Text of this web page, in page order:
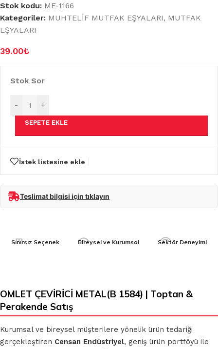
Stok kodu: ME-1166
Kategoriler: MUHTELİF MUTFAK EŞYALARI, MUTFAK
EŞYALARI
39.00₺
Stok Sor
- +
SEPETE EKLE
İstek listesine ekle
Teslimat bilgisi için tıklayın
Sınırsız Seçenek Bireysel ve Kurumsal Sektör Deneyimi
OMLET ÇEVİRİCİ METAL(B 1584) | Toptan &
Perakende Satış
Kurumsal ve bireysel müşterilere yönelik ürün tedariği
gerçekleştiren Censan Endüstriyel, geniş ürün portföyü ile